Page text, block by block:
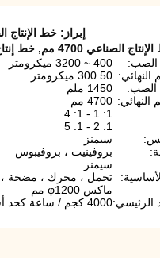
إبراز: خط الإنتاج
الصناعي 4700 مم
, خط إنتاج
الصب:
400 ~ 3200 ميكرومتر
النهائي: 50 300 ميكرومتر
الصب:
1450 ملم
النهائي: 4700 مم
1: 1 - 1: 4
1: 2 - 1: 5
سيمنز
بروفينيت ، بروفيبوس
سيمنز
تحمل ، محرك ، مضخة ، PLC
ماكس φ1200 مم
الرئيسي:4000 كجم / ساعة كحد أقصى